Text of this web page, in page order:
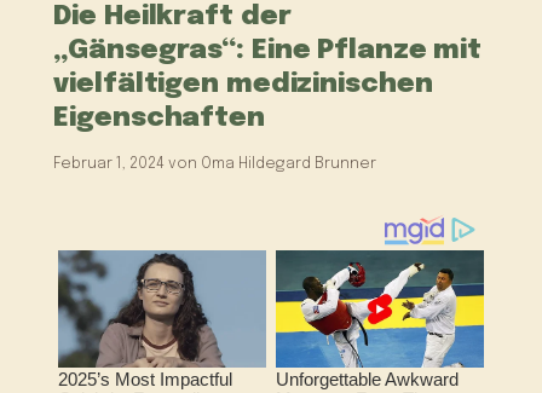
Die Heilkraft der
„Gänsegras“: Eine Pflanze mit
vielfältigen medizinischen
Eigenschaften
Februar 1, 2024 von Oma Hildegard Brunner